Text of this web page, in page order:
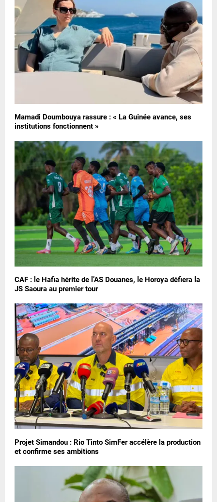
Mamadi Doumbouya rassure : « La Guinée avance, ses
institutions fonctionnent »
CAF : le Hafia hérite de l’AS Douanes, le Horoya défiera la
JS Saoura au premier tour
Projet Simandou : Rio Tinto SimFer accélère la production
et confirme ses ambitions